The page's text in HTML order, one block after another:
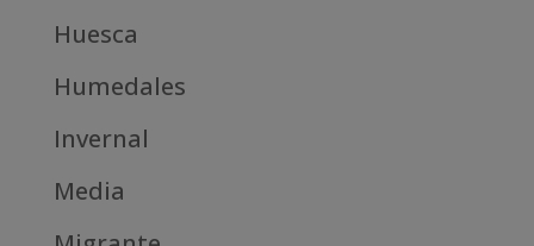
Huesca
Humedales
Invernal
Media